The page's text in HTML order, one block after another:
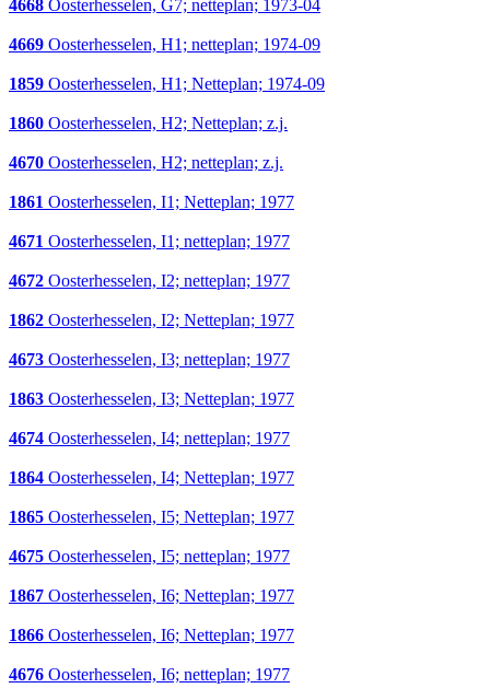
4668 Oosterhesselen, G7; netteplan; 1973-04
4669 Oosterhesselen, H1; netteplan; 1974-09
1859 Oosterhesselen, H1; Netteplan; 1974-09
1860 Oosterhesselen, H2; Netteplan; z.j.
4670 Oosterhesselen, H2; netteplan; z.j.
1861 Oosterhesselen, I1; Netteplan; 1977
4671 Oosterhesselen, I1; netteplan; 1977
4672 Oosterhesselen, I2; netteplan; 1977
1862 Oosterhesselen, I2; Netteplan; 1977
4673 Oosterhesselen, I3; netteplan; 1977
1863 Oosterhesselen, I3; Netteplan; 1977
4674 Oosterhesselen, I4; netteplan; 1977
1864 Oosterhesselen, I4; Netteplan; 1977
1865 Oosterhesselen, I5; Netteplan; 1977
4675 Oosterhesselen, I5; netteplan; 1977
1867 Oosterhesselen, I6; Netteplan; 1977
1866 Oosterhesselen, I6; Netteplan; 1977
4676 Oosterhesselen, I6; netteplan; 1977